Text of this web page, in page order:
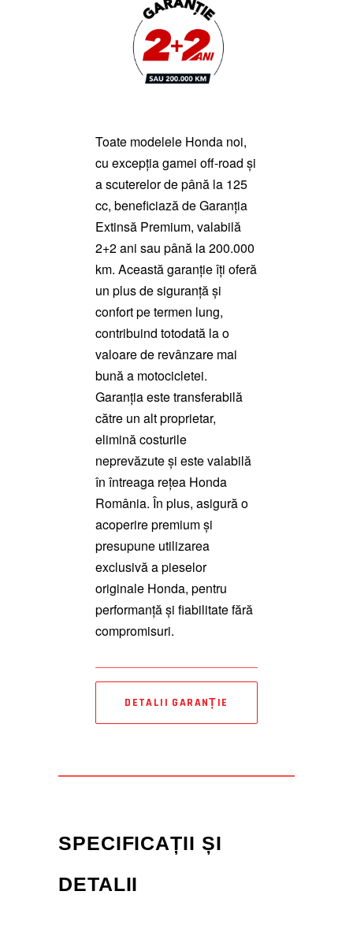
Toate modelele Honda noi,
cu excepția gamei off-road și
a scuterelor de până la 125
cc, beneficiază de Garanția
Extinsă Premium, valabilă
2+2 ani sau până la 200.000
km. Această garanție îți oferă
un plus de siguranță și
confort pe termen lung,
contribuind totodată la o
valoare de revânzare mai
bună a motocicletei.
Garanția este transferabilă
către un alt proprietar,
elimină costurile
neprevăzute și este valabilă
în întreaga rețea Honda
România. În plus, asigură o
acoperire premium și
presupune utilizarea
exclusivă a pieselor
originale Honda, pentru
performanță și fiabilitate fără
compromisuri.
DETALII GARANȚIE
SPECIFICAȚII ȘI
DETALII